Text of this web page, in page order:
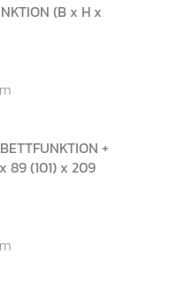
(B x H x
+
89 (101) x 209